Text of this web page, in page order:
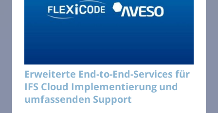
Erweiterte End-to-End-Services für
IFS Cloud Implementierung und
umfassenden Support